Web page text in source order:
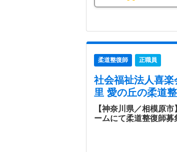
柔道整復師 正職員
社会福祉法人喜
里 愛の丘の柔道
【神奈川県／相模原
ームにて柔道整復師募